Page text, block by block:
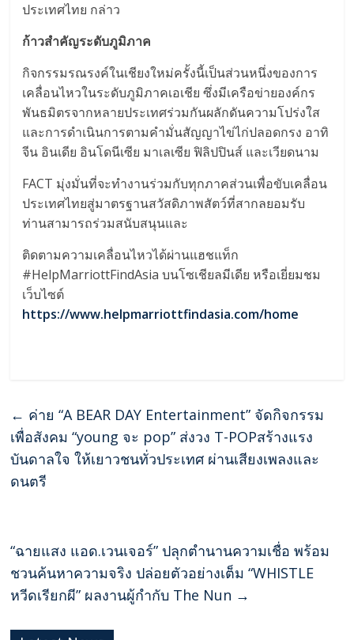
ประเทศไทย กล่าว
ก้าวสำคัญระดับภูมิภาค
กิจกรรมรณรงค์ในเชียงใหม่ครั้งนี้เป็นส่วนหนึ่งของการ
เคลื่อนไหวในระดับภูมิภาคเอเชีย ซึ่งมีเครือข่ายองค์กร
พันธมิตรจากหลายประเทศร่วมกันผลักดันความโปร่งใส
และการดำเนินการตามคำมั่นสัญญาไข่ไก่ปลอดกรง อาทิ
จีน อินเดีย อินโดนีเซีย มาเลเซีย ฟิลิปปินส์ และเวียดนาม
FACT มุ่งมั่นที่จะทำงานร่วมกับทุกภาคส่วนเพื่อขับเคลื่อน
ประเทศไทยสู่มาตรฐานสวัสดิภาพสัตว์ที่สากลยอมรับ
ท่านสามารถร่วมสนับสนุนและ
ติดตามความเคลื่อนไหวได้ผ่านแฮชแท็ก
#HelpMarriottFindAsia บนโซเชียลมีเดีย หรือเยี่ยมชม
เว็บไซต์
https://www.helpmarriottfindasia.com/home
← ค่าย “A BEAR DAY Entertainment” จัดกิจกรรม
เพื่อสังคม “young จะ pop” ส่งวง T-POPสร้างแรง
บันดาลใจ ให้เยาวชนทั่วประเทศ ผ่านเสียงเพลงและ
ดนตรี
“ฉายแสง แอด.เวนเจอร์” ปลุกตำนานความเชื่อ พร้อม
ชวนค้นหาความจริง ปล่อยตัวอย่างเต็ม “WHISTLE
หวีดเรียกผี” ผลงานผู้กำกับ The Nun →